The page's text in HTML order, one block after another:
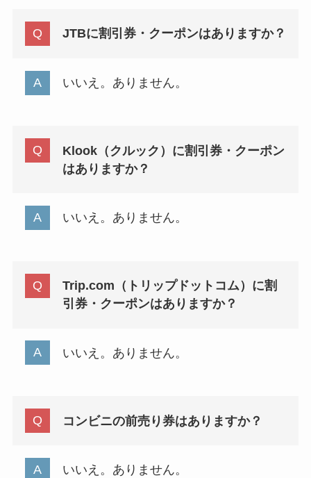
JTBに割引券・クーポンはありますか？
いいえ。ありません。
Klook（クルック）に割引券・クーポン
はありますか？
いいえ。ありません。
Trip.com（トリップドットコム）に割
引券・クーポンはありますか？
いいえ。ありません。
コンビニの前売り券はありますか？
いいえ。ありません。